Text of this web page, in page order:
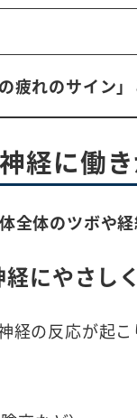
疲れのサイン」
経に働
体全体のツボや
にやさし
経の反応が起